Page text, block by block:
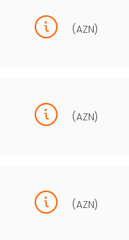
(AZN)
(AZN)
(AZN)